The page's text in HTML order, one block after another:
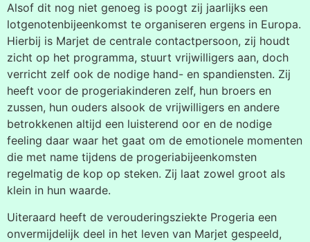
Alsof dit nog niet genoeg is poogt zij jaarlijks een
lotgenotenbijeenkomst te organiseren ergens in Europa.
Hierbij is Marjet de centrale contactpersoon, zij houdt
zicht op het programma, stuurt vrijwilligers aan, doch
verricht zelf ook de nodige hand- en spandiensten. Zij
heeft voor de progeriakinderen zelf, hun broers en
zussen, hun ouders alsook de vrijwilligers en andere
betrokkenen altijd een luisterend oor en de nodige
feeling daar waar het gaat om de emotionele momenten
die met name tijdens de progeriabijeenkomsten
regelmatig de kop op steken. Zij laat zowel groot als
klein in hun waarde.
Uiteraard heeft de verouderingsziekte Progeria een
onvermijdelijk deel in het leven van Marjet gespeeld,